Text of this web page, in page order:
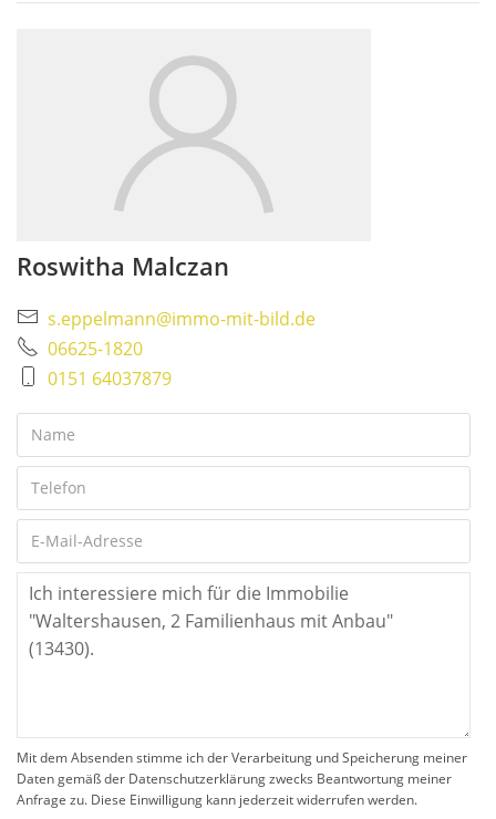
Roswitha Malczan
s.eppelmann@immo-mit-bild.de
06625-1820
0151 64037879
Mit dem Absenden stimme ich der Verarbeitung und Speicherung meiner
Daten gemäß der Datenschutzerklärung zwecks Beantwortung meiner
Anfrage zu. Diese Einwilligung kann jederzeit widerrufen werden.